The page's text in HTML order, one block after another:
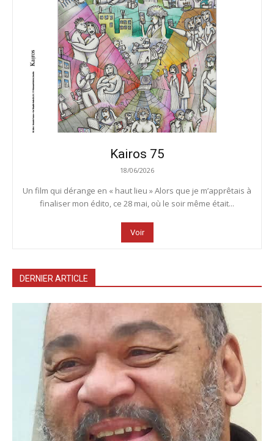
Kairos 75
18/06/2026
Un film qui dérange en « haut lieu » Alors que je m’apprêtais à
finaliser mon édito, ce 28 mai, où le soir même était...
Voir
DERNIER ARTICLE